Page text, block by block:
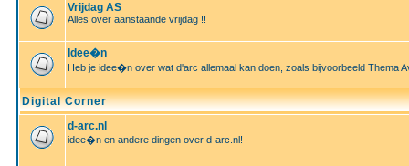
Vrijdag AS
Alles over aanstaande vrijdag !!
Idee�n
Heb je idee�n over wat d'arc allemaal kan doen, zoals bijvoorbeeld Thema
Digital Corner
d-arc.nl
idee�n en andere dingen over d-arc.nl!